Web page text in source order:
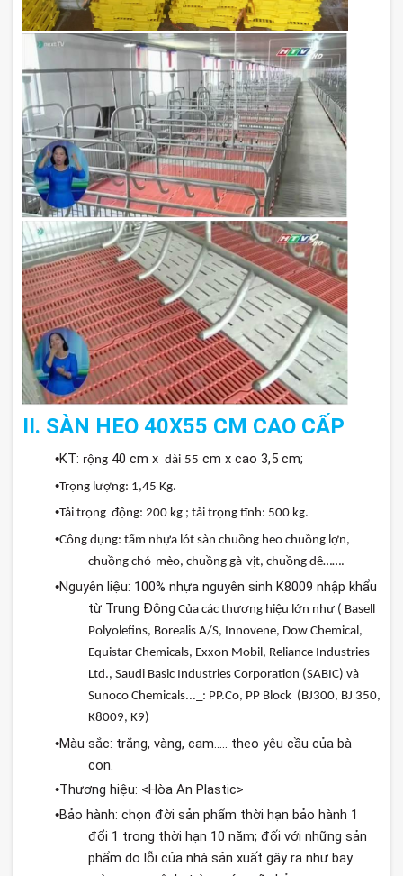
II. SÀN HEO 40X55 CM CAO CẤP
•KT: rộng 40 cm x dài 55 cm x cao 3,5 cm;
•Trọng lượng: 1,45 Kg.
•Tải trọng động: 200 kg ;tải trọng tĩnh: 500 kg.
•Công dụng:tấm nhựa lót sàn chuồng heo chuồng lợn,
chuồng chó-mèo, chuồng gà-vịt, chuồng dê…….
•Nguyên liệu: 100% nhựa nguyên sinh K8009 nhập khẩu
từ Trung Đông Của các thương hiệu lớn như( Basell
Polyolefins, Borealis A/S, Innovene, Dow Chemical,
Equistar Chemicals, Exxon Mobil, Reliance Industries
Ltd., Saudi Basic Industries Corporation (SABIC) và
Sunoco Chemicals..._: PP.Co, PP Block (BJ300, BJ 350,
K8009, K9)
•Màu sắc: trắng, vàng, cam..... theo yêu cầu của bà
con.
•Thương hiệu: <Hòa An Plastic>
•Bảo hành: chọn đời sản phẩm thời hạn bảo hành 1
đổi 1 trong thời hạn 10 năm; đối với những sản
phẩm do lỗi của nhà sản xuất gây ra như bay